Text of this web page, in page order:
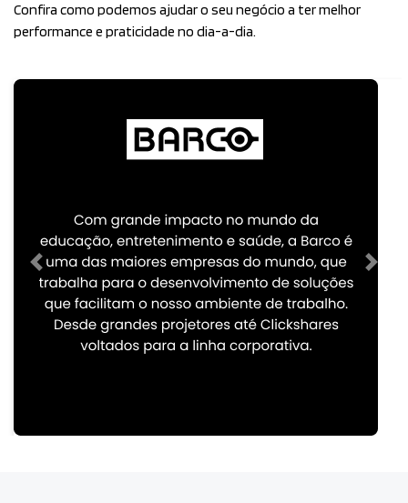
Confira como podemos ajudar o seu negócio a ter melhor
performance e praticidade no dia-a-dia.
Previous